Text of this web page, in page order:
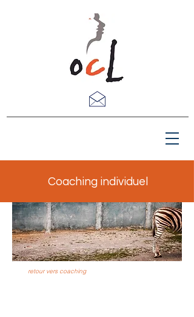
Coaching individuel
retour vers coaching